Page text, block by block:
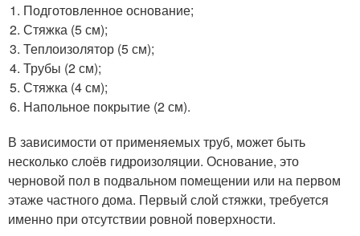
Подготовленное основание;
Стяжка (5 см);
Теплоизолятор (5 см);
Трубы (2 см);
Стяжка (4 см);
Напольное покрытие (2 см).
В зависимости от применяемых труб, может быть
несколько слоёв гидроизоляции. Основание, это
черновой пол в подвальном помещении или на первом
этаже частного дома. Первый слой стяжки, требуется
именно при отсутствии ровной поверхности.